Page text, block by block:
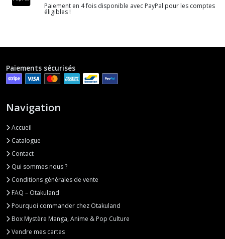
Paiement en 4 fois disponible avec PayPal pour les comptes
éligibles !
Paiements sécurisés
Navigation
Accueil
Catalogue
Contact
Qui sommes nous ?
Conditions générales de vente
FAQ – Otakuland
Pourquoi commander chez Otakuland
Box Mystère Manga, Anime & Pop Culture
Vendre mes cartes